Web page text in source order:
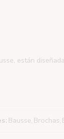
están
Bausse, Brochas,